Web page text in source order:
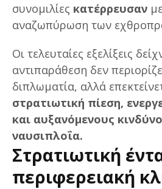
συνομιλίες κατέρρευσαν
αναζωπύρωση των
Οι τελευταίες εξελίξεις
αντιπαράθεση δεν
διπλωματία, αλλά
στρατιωτική πίεση,
και αυξανόμενους
ναυσιπλοΐα.
Στρατιωτική
περιφερειακή